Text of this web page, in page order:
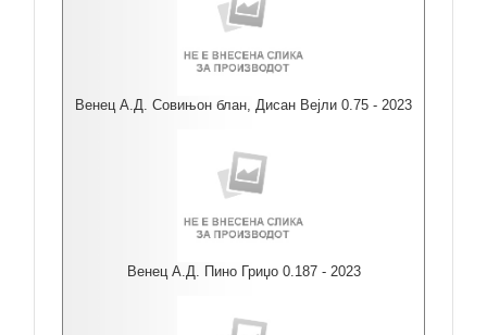
Венец А.Д. Совињон блан, Дисан Вејли 0.75 - 2023
Венец А.Д. Пино Гриџо 0.187 - 2023